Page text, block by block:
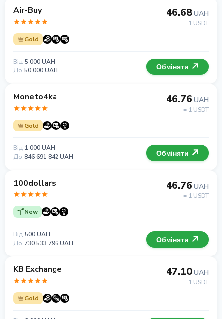
Air-Buy
Gold
46.68UAH
= 1 USDT
Від 5 000 UAH
До 50 000 UAH Обміняти
Moneto4ka
Gold
46.76 UAH
= 1 USDT
Від 1 000 UAH
До 846 691 842 UAH Обміняти
100dollars
New
46.76 UAH
= 1 USDT
Від 500 UAH
До 730 533 796 UAH Обміняти
KB Exchange
Gold
47.10UAH
= 1 USDT